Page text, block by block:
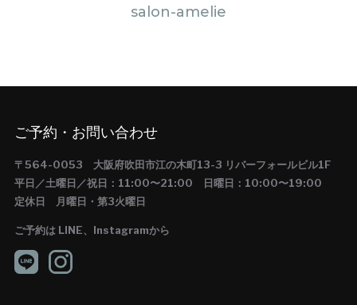
salon-amelie
ご予約・お問い合わせ
〒564-0053 大阪府吹田市江の木町13-3 リバーフォールビル1F
平日／土曜日／祝日：11:00〜21:00 日曜日：10:00〜19:00
定休日 月曜日・第3火曜日
ご予約は LINE、Instagramから